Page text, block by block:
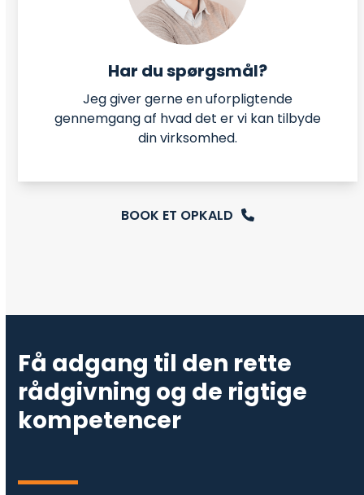
Har du spørgsmål?
Jeg giver gerne en uforpligtende
gennemgang af hvad det er vi kan tilbyde
din virksomhed.
BOOK ET OPKALD
Få adgang til den rette
rådgivning og de rigtige
kompetencer